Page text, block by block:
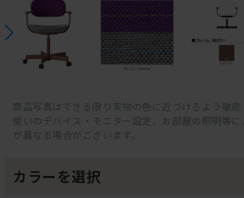
商品写真はできる限り実物の色に近づけるよう徹
使いのデバイス・モニター設定、お部屋の照明等
が異なる場合がございます。
カラーを選択